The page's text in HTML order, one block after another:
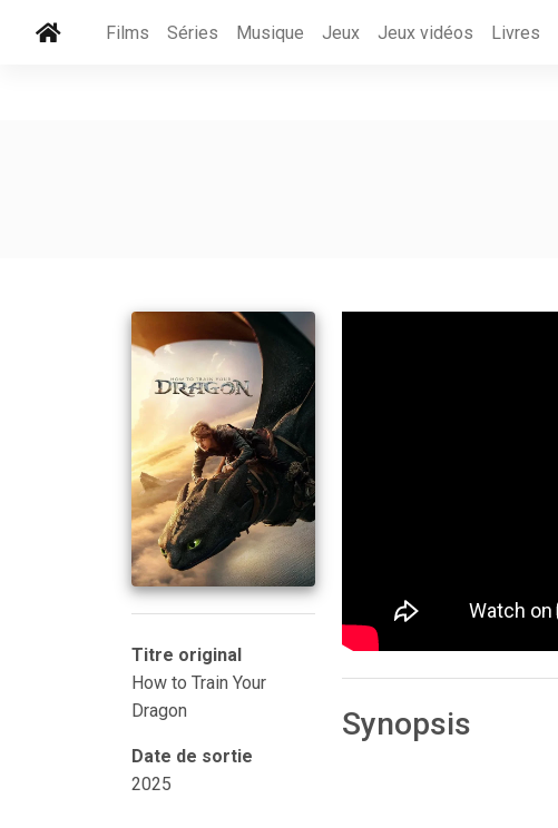
Films Séries Musique Jeux Jeux vidéos Livres
Titre original
How to Train Your
Dragon
Date de sortie
2025
Synopsis